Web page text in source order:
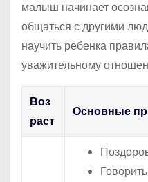
малыш начинает
общаться с другими
научить ребенка
уважительному
Воз
раст
Основные